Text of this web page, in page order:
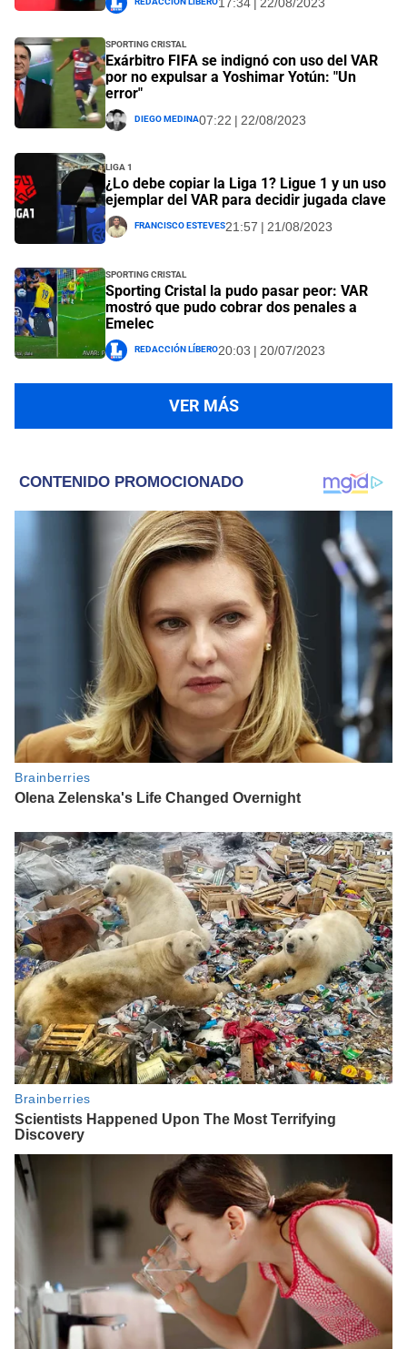
Sporting Cristal
Exárbitro FIFA se indignó con uso del VAR
por no expulsar a Yoshimar Yotún: "Un
error"
Diego Medina07:22 | 22/08/2023
Liga 1
¿Lo debe copiar la Liga 1? Ligue 1 y un uso
ejemplar del VAR para decidir jugada clave
Francisco Esteves21:57 | 21/08/2023
Sporting Cristal
Sporting Cristal la pudo pasar peor: VAR
mostró que pudo cobrar dos penales a
Emelec
Redacción Líbero20:03 | 20/07/2023
VER MÁS